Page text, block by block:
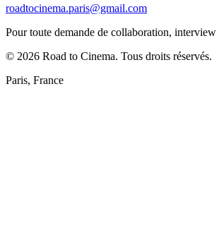
roadtocinema.paris@gmail.com
Pour toute demande de collaboration, interview
© 2026 Road to Cinema. Tous droits réservés.
Paris, France